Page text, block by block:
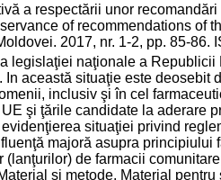
a respectării unor
of recommendations of
2017, nr. 1-2, pp. 85-86.
legislaţiei naţionale a
această situaţie este deosebit
inclusiv şi în cel
şi ţările candidate la aderare
situaţiei privind
majoră asupra principiului
de farmacii
şi metode. Material